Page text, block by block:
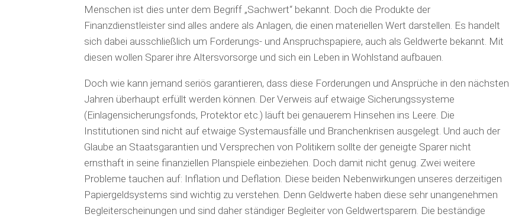
Menschen ist dies unter dem Begriff „Sachwert“ bekannt. Doch die Produkte der
Finanzdienstleister sind alles andere als Anlagen, die einen materiellen Wert darstellen. Es handelt
sich dabei ausschließlich um Forderungs- und Anspruchspapiere, auch als Geldwerte bekannt. Mit
diesen wollen Sparer ihre Altersvorsorge und sich ein Leben in Wohlstand aufbauen.
Doch wie kann jemand seriös garantieren, dass diese Forderungen und Ansprüche in den nächsten
Jahren überhaupt erfüllt werden können. Der Verweis auf etwaige Sicherungssysteme
(Einlagensicherungsfonds, Protektor etc.) läuft bei genauerem Hinsehen ins Leere. Die
Institutionen sind nicht auf etwaige Systemausfälle und Branchenkrisen ausgelegt. Und auch der
Glaube an Staatsgarantien und Versprechen von Politikern sollte der geneigte Sparer nicht
ernsthaft in seine finanziellen Planspiele einbeziehen. Doch damit nicht genug. Zwei weitere
Probleme tauchen auf: Inflation und Deflation. Diese beiden Nebenwirkungen unseres derzeitigen
Papiergeldsystems sind wichtig zu verstehen. Denn Geldwerte haben diese sehr unangenehmen
Begleiterscheinungen und sind daher ständiger Begleiter von Geldwertsparern. Die beständige